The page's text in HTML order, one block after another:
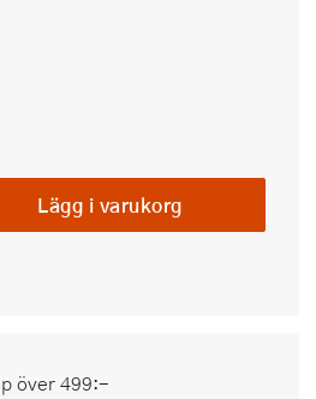
Lägg i varukorg
över 499:-